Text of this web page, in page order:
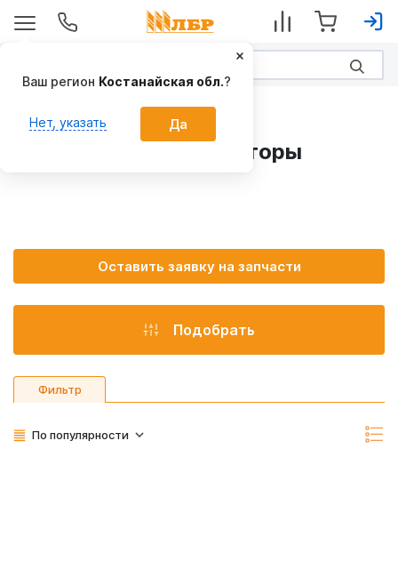
Запчасти на культиваторы
Запчасти на культиваторы
Оставить заявку на запчасти
Подобрать
Фильтр
По популярности
Ваш регион Костанайская обл.?
Нет, указать Да